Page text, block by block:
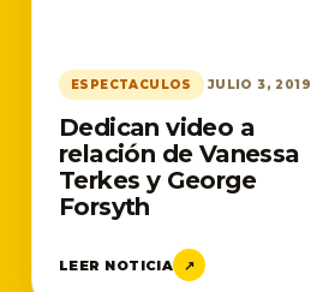
ESPECTACULOS JULIO 3, 2019
Dedican video a
relación de Vanessa
Terkes y George
Forsyth
LEER NOTICIA ↗